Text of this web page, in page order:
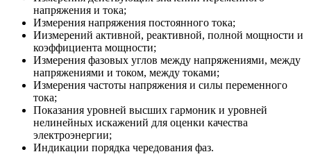
напряжения и тока;
Измерения напряжения постоянного тока;
Иизмерений активной, реактивной, полной мощности и
коэффициента мощности;
Измерения фазовых углов между напряжениями, между
напряжениями и током, между токами;
Измерения частоты напряжения и силы переменного
тока;
Показания уровней высших гармоник и уровней
нелинейных искажений для оценки качества
электроэнергии;
Индикации порядка чередования фаз.